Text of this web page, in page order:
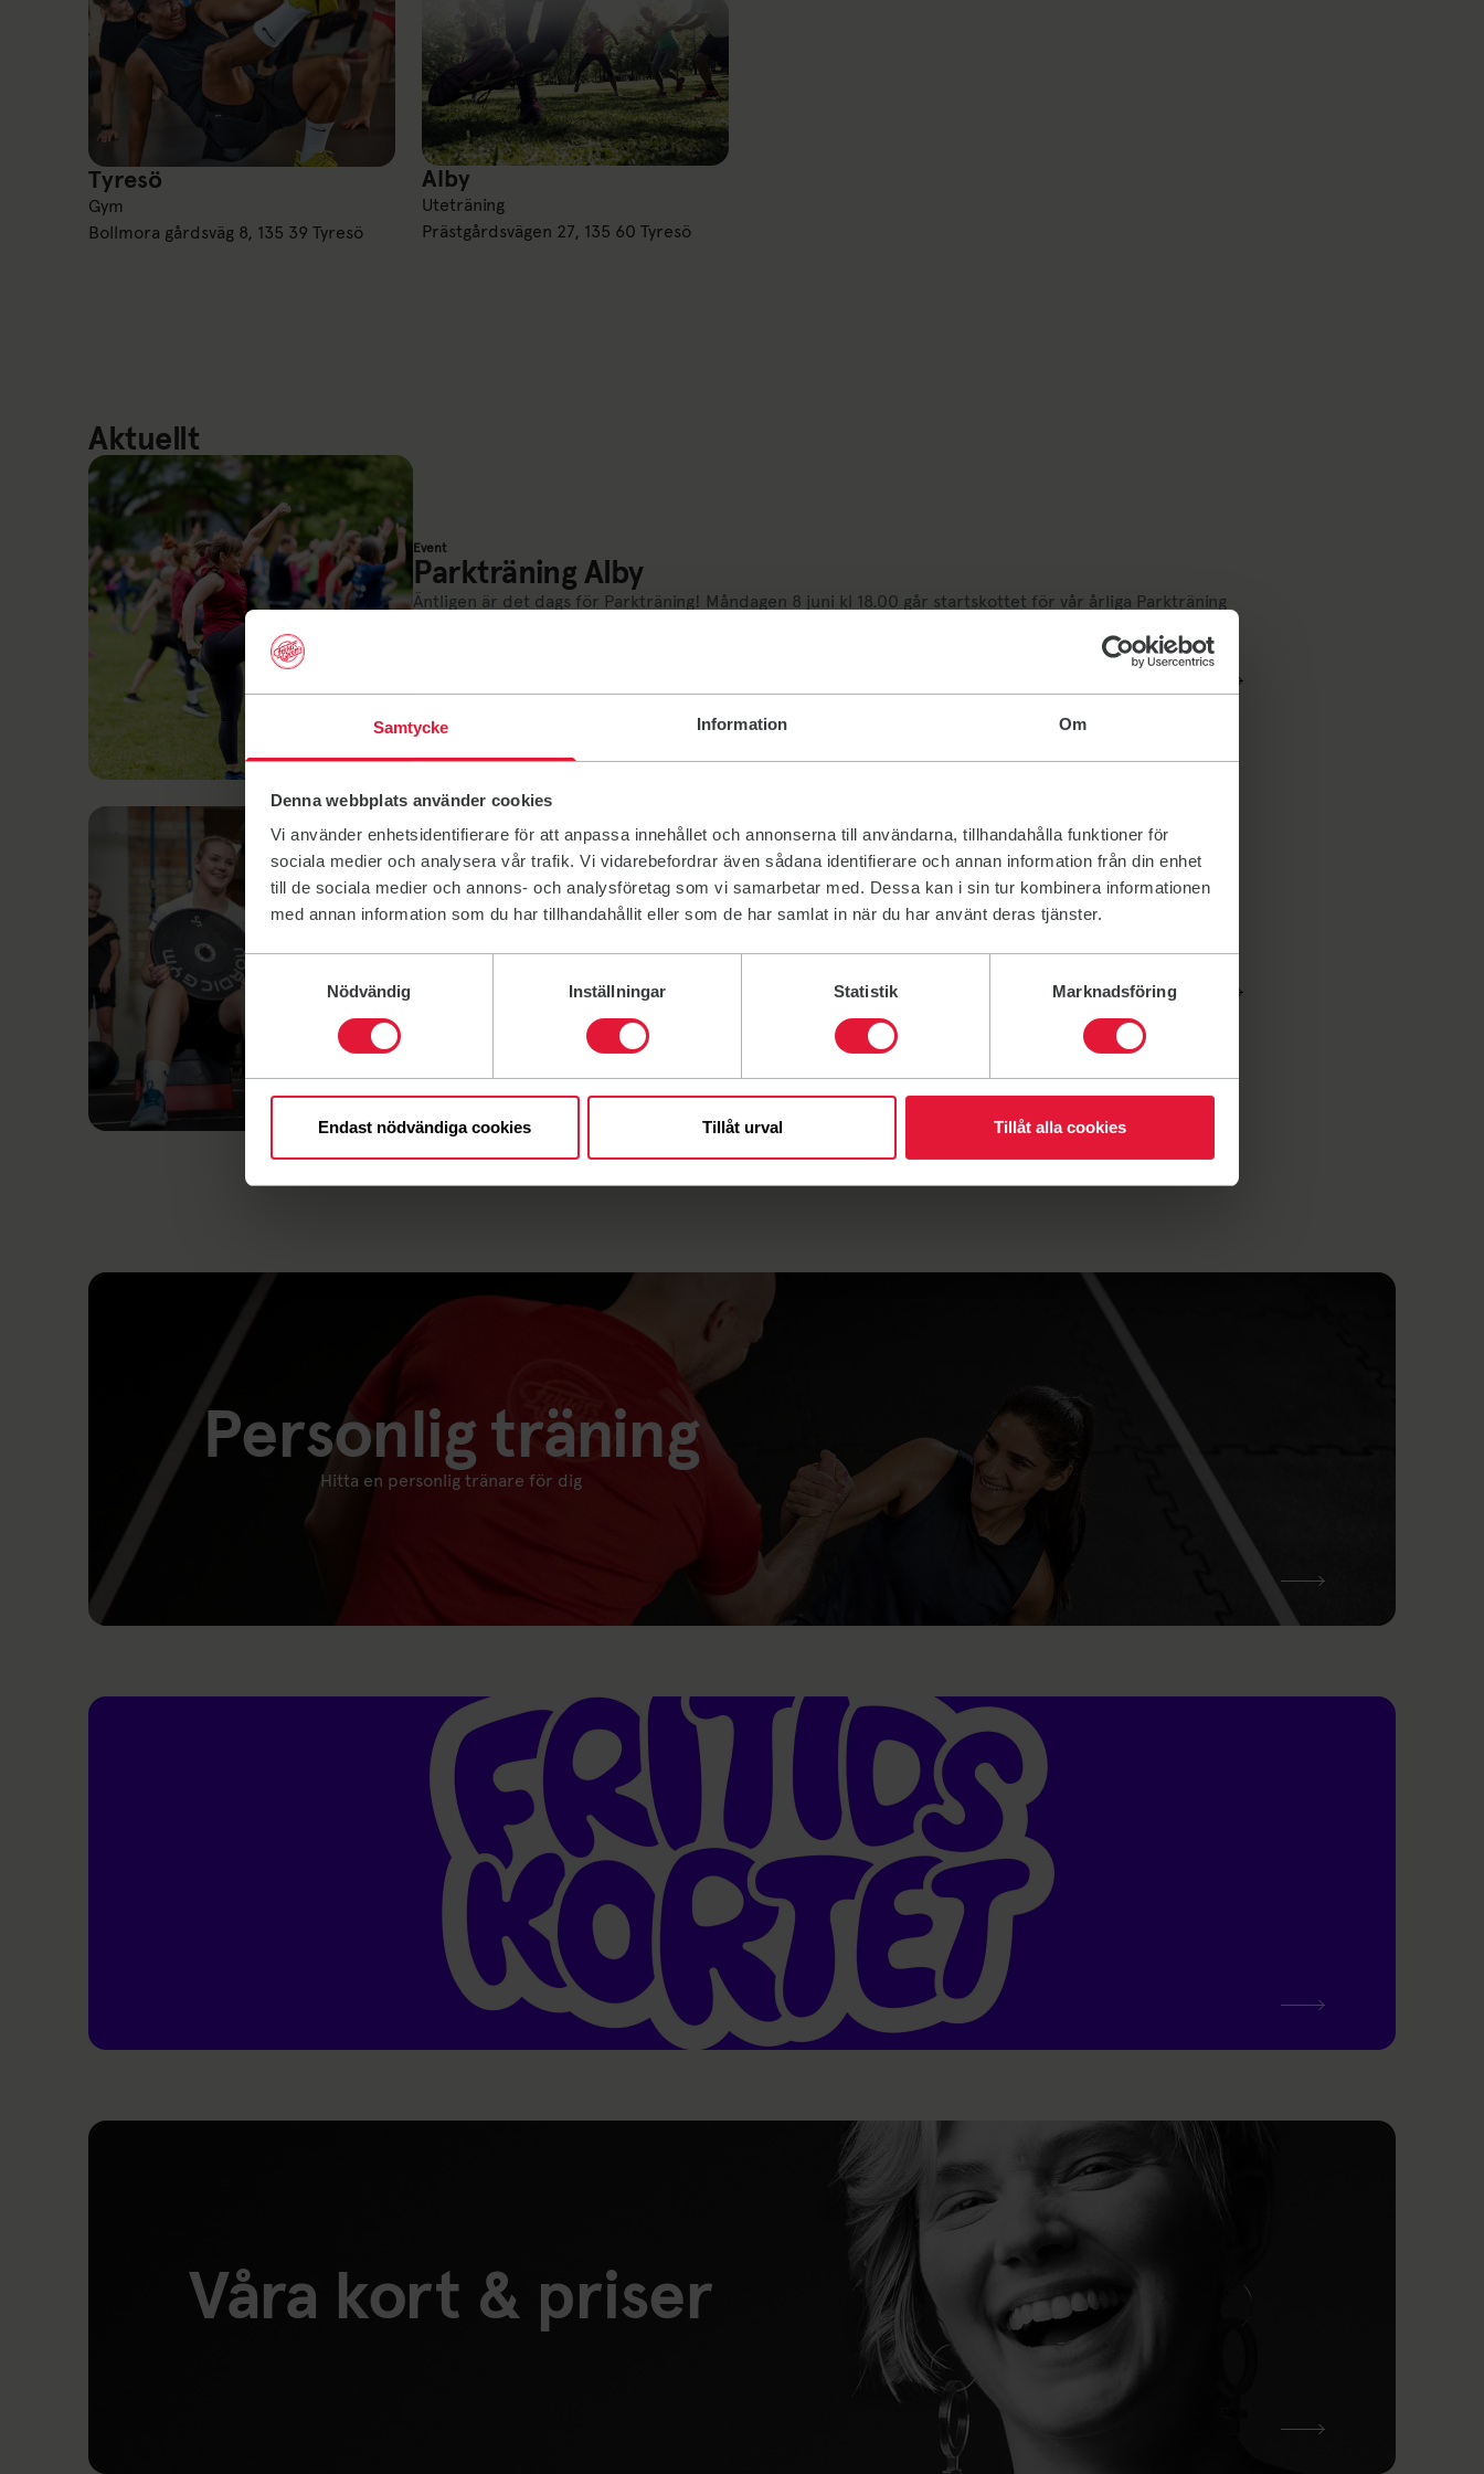
Samtycke Information Om
Denna webbplats använder cookies
Vi använder enhetsidentifierare för att anpassa innehållet och annonserna till användarna, tillhandahålla funktioner för
sociala medier och analysera vår trafik. Vi vidarebefordrar även sådana identifierare och annan information från din enhet
till de sociala medier och annons- och analysföretag som vi samarbetar med. Dessa kan i sin tur kombinera informationen
med annan information som du har tillhandahållit eller som de har samlat in när du har använt deras tjänster.
Samtyckesval
Nödvändig
Inställningar Statistik Marknadsföring
Endast nödvändiga cookies Tillåt urval Tillåt alla cookies
Tyresö
Tyresö
Gym
Bollmora gårdsväg 8, 135 39 Tyresö
Alby
Alby
Uteträning
Prästgårdsvägen 27, 135 60 Tyresö
Aktuellt
Event
Parkträning Alby
Äntligen är det dags för Parkträning! Måndagen 8 juni kl 18.00 går startskottet för vår årliga Parkträning
Mellovision - Ledarmix 15/6 Jympa - Johanna B 22/6 Jympa soft - Birgitta R 29/6 Multifys…
Sommarträning för unga
Personlig träning
Hitta en personlig tränare för dig
Våra kort & priser